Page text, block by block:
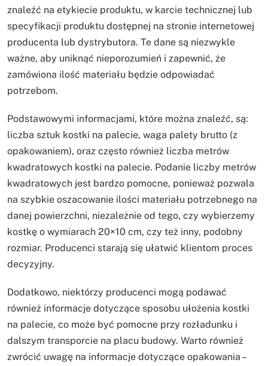
znaleźć na etykiecie produktu, w karcie technicznej lub
specyfikacji produktu dostępnej na stronie internetowej
producenta lub dystrybutora. Te dane są niezwykle
ważne, aby uniknąć nieporozumień i zapewnić, że
zamówiona ilość materiału będzie odpowiadać
potrzebom.
Podstawowymi informacjami, które można znaleźć, są:
liczba sztuk kostki na palecie, waga palety brutto (z
opakowaniem), oraz często również liczba metrów
kwadratowych kostki na palecie. Podanie liczby metrów
kwadratowych jest bardzo pomocne, ponieważ pozwala
na szybkie oszacowanie ilości materiału potrzebnego na
danej powierzchni, niezależnie od tego, czy wybierzemy
kostkę o wymiarach 20×10 cm, czy też inny, podobny
rozmiar. Producenci starają się ułatwić klientom proces
decyzyjny.
Dodatkowo, niektórzy producenci mogą podawać
również informacje dotyczące sposobu ułożenia kostki
na palecie, co może być pomocne przy rozładunku i
dalszym transporcie na placu budowy. Warto również
zwrócić uwagę na informacje dotyczące opakowania –